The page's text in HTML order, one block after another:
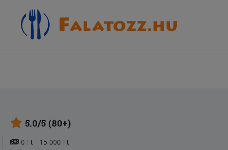
5.0/5 (80+)
0 Ft - 15 000 Ft